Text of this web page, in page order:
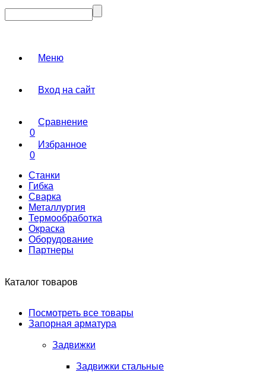
Меню
Вход на сайт
Сравнение
0
Избранное
0
Станки
Гибка
Сварка
Металлургия
Термообработка
Окраска
Оборудование
Партнеры
Каталог товаров
Посмотреть все товары
Запорная арматура
Задвижки
Задвижки стальные